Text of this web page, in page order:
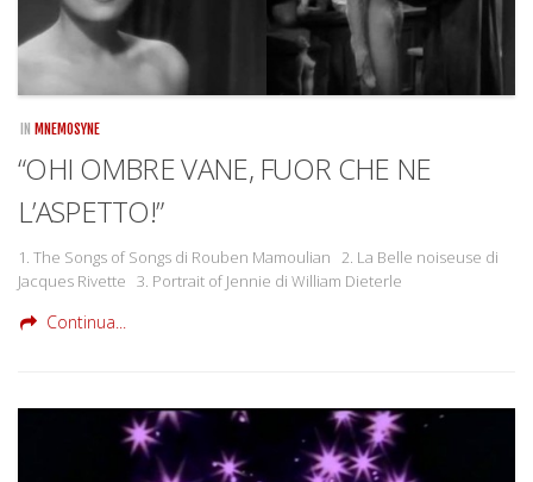
IN MNEMOSYNE
“OHI OMBRE VANE, FUOR CHE NE
L’ASPETTO!”
1. The Songs of Songs di Rouben Mamoulian 2. La Belle noiseuse di
Jacques Rivette 3. Portrait of Jennie di William Dieterle
Continua...